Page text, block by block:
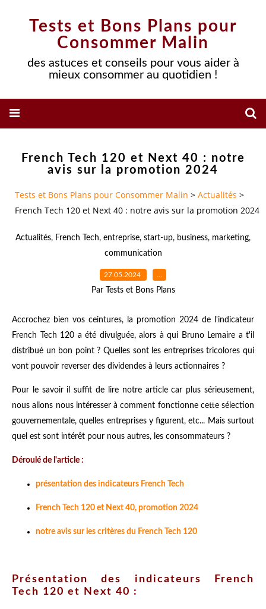
Tests et Bons Plans pour
Consommer Malin
des astuces et conseils pour vous aider à
mieux consommer au quotidien !
French Tech 120 et Next 40 : notre
avis sur la promotion 2024
Tests et Bons Plans pour Consommer Malin > Actualités >
French Tech 120 et Next 40 : notre avis sur la promotion 2024
Actualités, French Tech, entreprise, start-up, business, marketing,
communication
27.05.2024 …
Par Tests et Bons Plans
Accrochez bien vos ceintures, la promotion 2024 de l'indicateur
French Tech 120 a été divulguée, alors à qui Bruno Lemaire a t'il
distribué un bon point ? Quelles sont les entreprises tricolores qui
vont pouvoir reverser des dividendes à leurs actionnaires ?
Pour le savoir il suffit de lire notre article car plus sérieusement,
nous allons nous intéresser à comment fonctionne cette sélection
gouvernementale, quelles entreprises y figurent, etc... Mais surtout
quel est sont intérêt pour nous autres, les consommateurs ?
Déroulé de l'article :
présentation des indicateurs French Tech
French Tech 120 et Next 40, promotion 2024
notre avis sur les critères du French Tech 120
Présentation des indicateurs French
Tech 120 et Next 40 :